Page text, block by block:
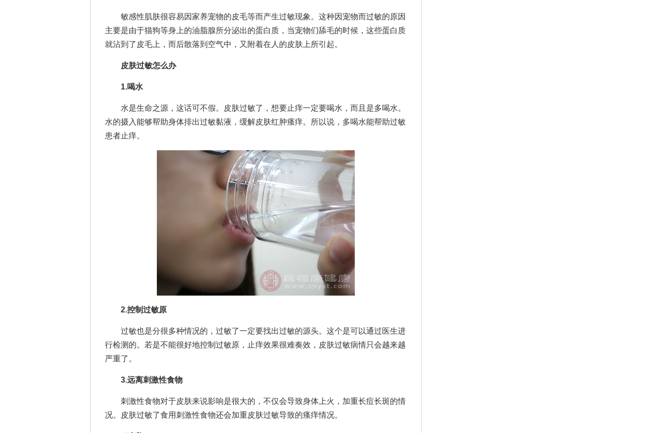
敏感性肌肤很容易因家养宠物的皮毛等而产生过敏现象。这种因宠物而过敏的原因
主要是由于猫狗等身上的油脂腺所分泌出的蛋白质，当宠物们舔毛的时候，这些蛋白质
就沾到了皮毛上，而后散落到空气中，又附着在人的皮肤上所引起。
皮肤过敏怎么办
1.喝水
水是生命之源，这话可不假。皮肤过敏了，想要止痒一定要喝水，而且是多喝水。
水的摄入能够帮助身体排出过敏黏液，缓解皮肤红肿瘙痒。所以说，多喝水能帮助过敏
患者止痒。
2.控制过敏原
过敏也是分很多种情况的，过敏了一定要找出过敏的源头。这个是可以通过医生进
行检测的。若是不能很好地控制过敏原，止痒效果很难奏效，皮肤过敏病情只会越来越
严重了。
3.远离刺激性食物
刺激性食物对于皮肤来说影响是很大的，不仅会导致身体上火，加重长痘长斑的情
况。皮肤过敏了食用刺激性食物还会加重皮肤过敏导致的瘙痒情况。